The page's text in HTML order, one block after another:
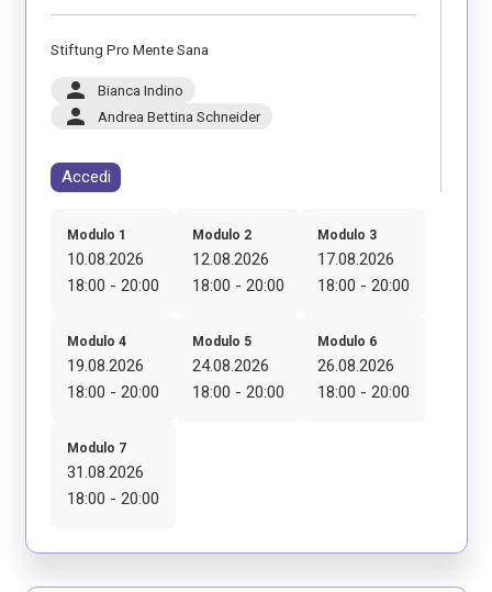
Stiftung Pro Mente Sana
person Bianca Indino
person Andrea Bettina Schneider
Accedi
Modulo 1
10.08.2026
18:00 - 20:00
Modulo 2
12.08.2026
18:00 - 20:00
Modulo 3
17.08.2026
18:00 - 20:00
Modulo 4
19.08.2026
18:00 - 20:00
Modulo 5
24.08.2026
18:00 - 20:00
Modulo 6
26.08.2026
18:00 - 20:00
Modulo 7
31.08.2026
18:00 - 20:00